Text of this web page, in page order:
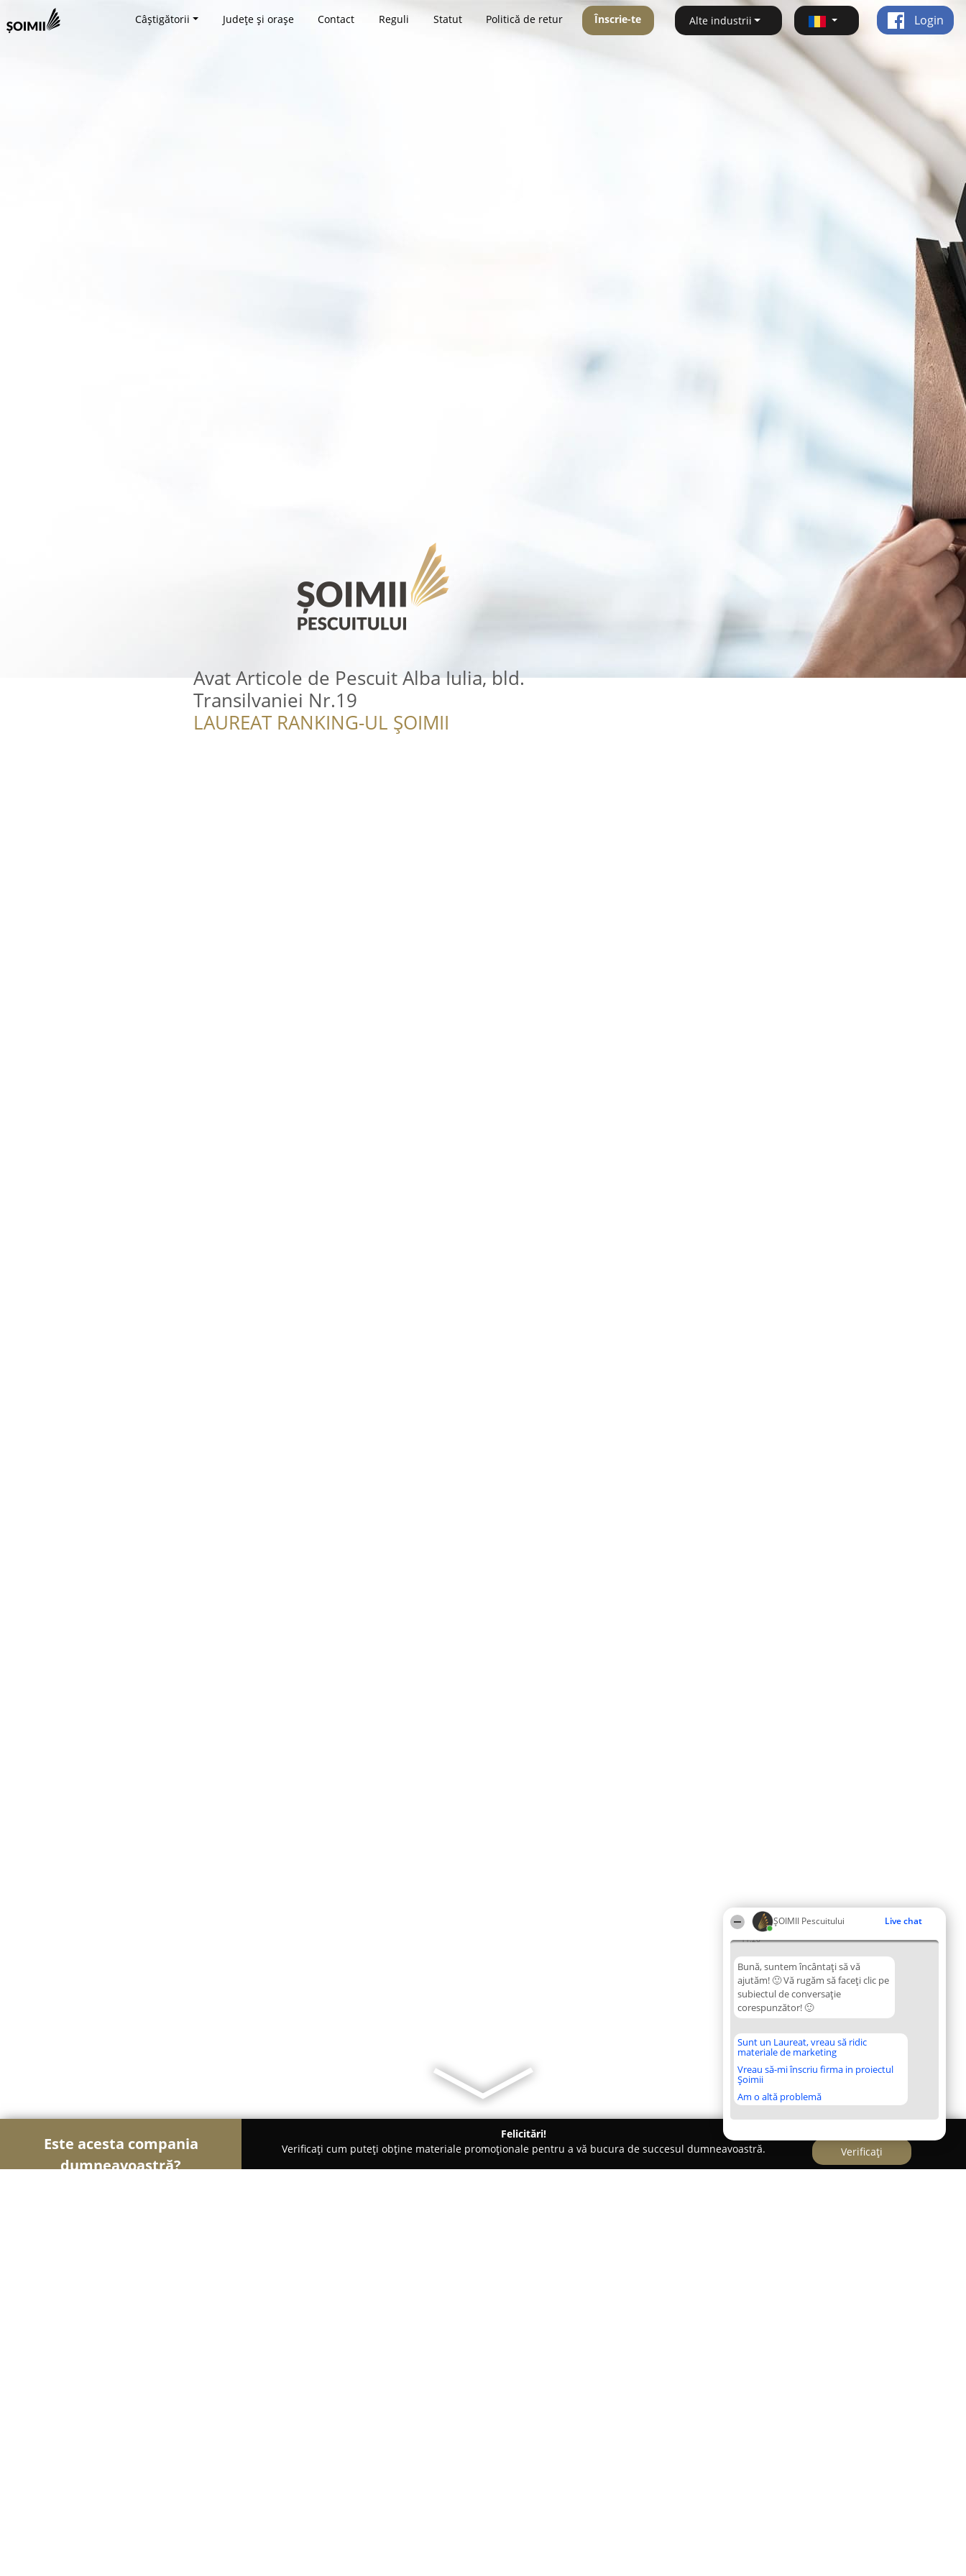
ȘOIMII Pescuitului Live chat
11:26
Bună, suntem încântați să vă
ajutăm! 🙂 Vă rugăm să faceți clic pe
subiectul de conversație
corespunzător! 🙂
Sunt un Laureat, vreau să ridic
materiale de marketing
Vreau să-mi înscriu firma in proiectul
Șoimii
Am o altă problemă
Câștigătorii Județe și orașe Contact Reguli Statut Politică de retur Înscrie-te Alte industrii Login
Avat Articole de Pescuit Alba Iulia, bld.
Transilvaniei Nr.19
LAUREAT RANKING-UL ȘOIMII
Este acesta compania
dumneavoastră?
Felicitări!
Verificați cum puteți obține materiale promoționale pentru a vă bucura de succesul dumneavoastră.
Verificați